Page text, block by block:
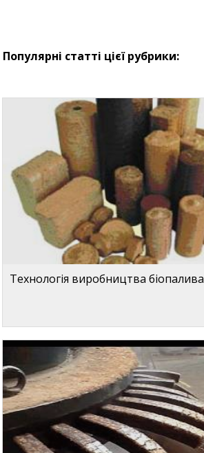
Популярні статті цієї рубрики:
Технологія виробництва біопалива